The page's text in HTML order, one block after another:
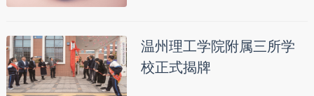
温州理工学院附属三所学
校正式揭牌